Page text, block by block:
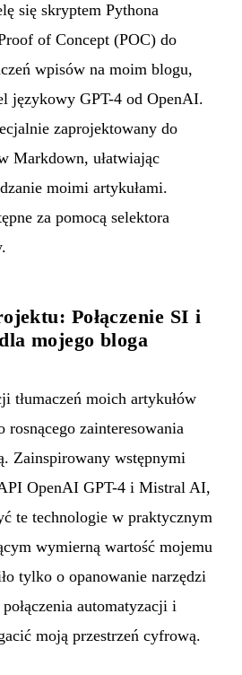
się skryptem Pythona
of Concept (POC) do
wpisów na moim blogu,
językowy GPT-4 od OpenAI.
zaprojektowany do
Markdown, ułatwiając
moimi artykułami.
za pomocą selektora
Połączenie SI i
mojego bloga
tłumaczeń moich artykułów
rosnącego zainteresowania
Zainspirowany wstępnymi
OpenAI GPT-4 i Mistral AI,
te technologie w praktycznym
wymierną wartość mojemu
tylko o opanowanie narzędzi
automatyzacji i
moją przestrzeń cyfrową.